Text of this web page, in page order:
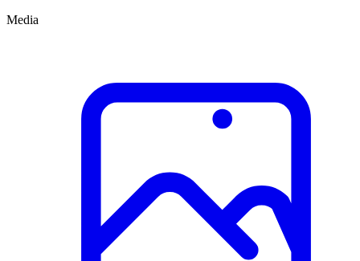
Media